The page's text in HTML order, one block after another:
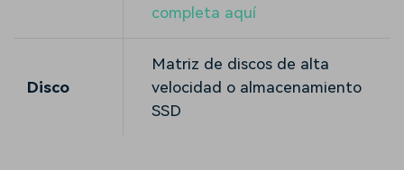
completa aquí
Disco
Matriz de discos de alta
velocidad o almacenamiento
SSD